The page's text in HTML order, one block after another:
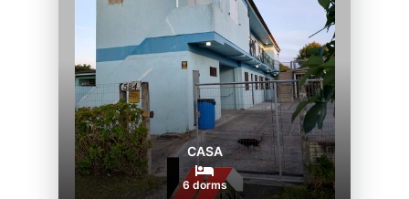
CASA
6 dorms